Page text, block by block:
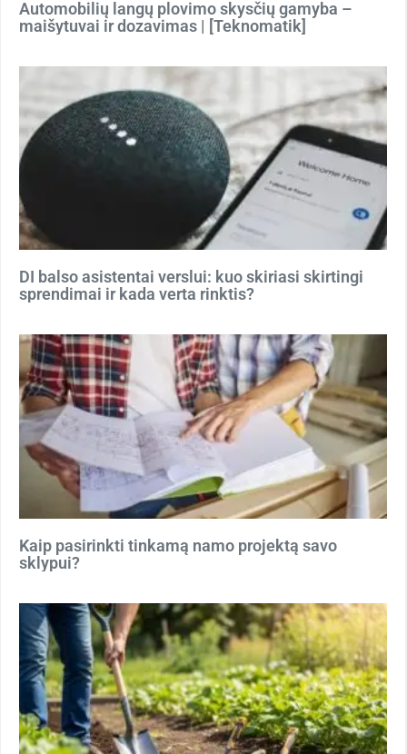
Automobilių langų plovimo skysčių gamyba –
maišytuvai ir dozavimas | [Teknomatik]
DI balso asistentai verslui: kuo skiriasi skirtingi
sprendimai ir kada verta rinktis?
Kaip pasirinkti tinkamą namo projektą savo
sklypui?